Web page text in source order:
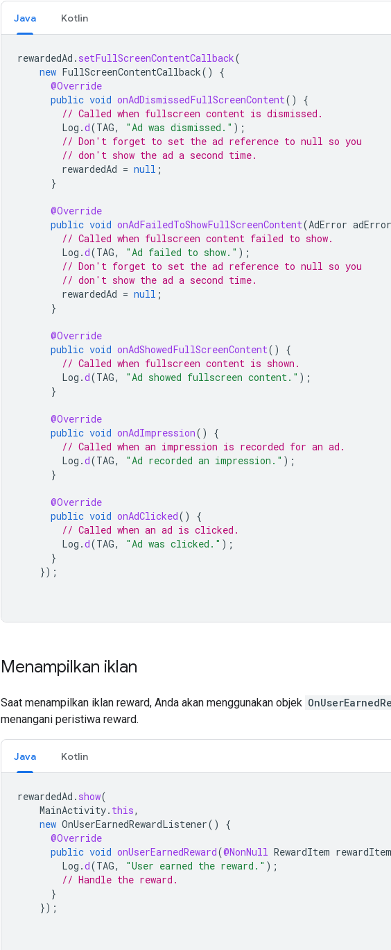
Java Kotlin
rewardedAd . setFullScreenContentCallback(
new FullScreenContentCallback()
{
@Override
public void onAdDismissedFullScreenContent()
{
// Called when fullscreen content is dismissed.
Log .d(TAG, "Ad was dismissed." );
// Don't forget to set the ad reference to null so you
// don't show the ad a second time.
rewardedAd = null ;
}
@Override
public void onAdFailedToShowFullScreenContent(AdError adError
// Called when fullscreen content failed to show.
Log .d(TAG, "Ad failed to show." );
// Don't forget to set the ad reference to null so you
// don't show the ad a second time.
rewardedAd = null ;
}
@Override
public void onAdShowedFullScreenContent()
{
// Called when fullscreen content is shown.
Log .d(TAG, "Ad showed fullscreen content." );
}
@Override
public void onAdImpression()
{
// Called when an impression is recorded for an ad.
Log .d(TAG, "Ad recorded an impression." );
}
@Override
public void onAdClicked()
{
// Called when an ad is clicked.
Log .d(TAG, "Ad was clicked." );
}
});
Menampilkan iklan
Saat menampilkan iklan reward, Anda akan menggunakan objek
menangani peristiwa reward.
Java Kotlin
rewardedAd . show(
MainActivity. this,
new OnUserEarnedRewardListener()
{
@Override
public void onUserEarnedReward(@NonNull RewardItem rewardItem
Log .d(TAG, "User earned the reward." );
// Handle the reward.
}
});